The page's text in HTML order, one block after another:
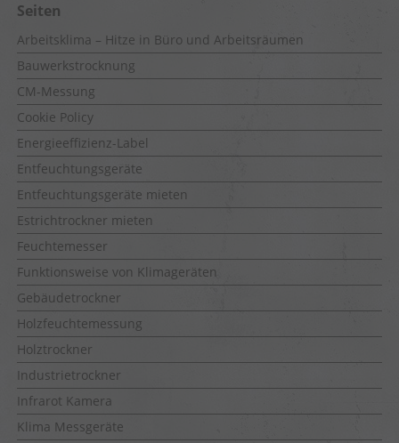
Seiten
Arbeitsklima – Hitze in Büro und Arbeitsräumen
Bauwerkstrocknung
CM-Messung
Cookie Policy
Energieeffizienz-Label
Entfeuchtungsgeräte
Entfeuchtungsgeräte mieten
Estrichtrockner mieten
Feuchtemesser
Funktionsweise von Klimageräten
Gebäudetrockner
Holzfeuchtemessung
Holztrockner
Industrietrockner
Infrarot Kamera
Klima Messgeräte